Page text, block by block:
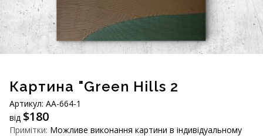
(A$) JPY (¥)
Картина "Green Hills 2
Артикул: АA-664-1
від $180
Примітки: Можливе виконання картини в індивідуальному